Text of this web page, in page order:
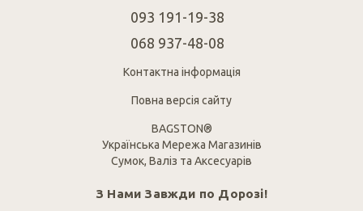
093 191-19-38
068 937-48-08
Контактна інформація
Повна версія сайту
BAGSTON®
Українська Мережа Магазинів
Сумок, Валіз та Аксесуарів
З Нами Завжди по Дорозі!